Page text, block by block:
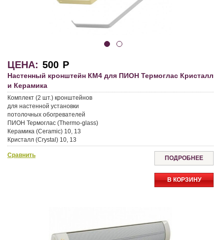
ЦЕНА: 500 Р
Настенный кронштейн КМ4 для ПИОН Термоглас Кристалл
и Керамика
Комплект (2 шт.) кронштейнов
для настенной установки
потолочных обогревателей
ПИОН Термоглас (Thermo-glass)
Керамика (Ceramic) 10, 13
Кристалл (Crystal) 10, 13
Сравнить ПОДРОБНЕЕ
В КОРЗИНУ